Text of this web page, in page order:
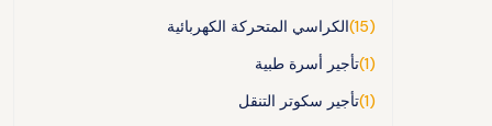
الكراسي المتحركة الكهربائية
(15)
تأجير أسرة طبية (1)
تأجير سكوتر التنقل (1)